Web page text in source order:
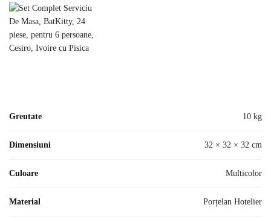
Greutate 10 kg
Dimensiuni 32 × 32 × 32 cm
Culoare Multicolor
Material Porțelan Hotelier